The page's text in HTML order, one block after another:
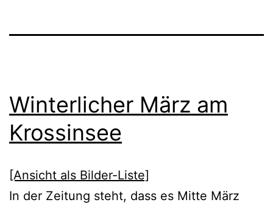
Winterlicher März am
Krossinsee
[Ansicht als Bilder-Liste]
In der Zeitung steht, dass es Mitte März